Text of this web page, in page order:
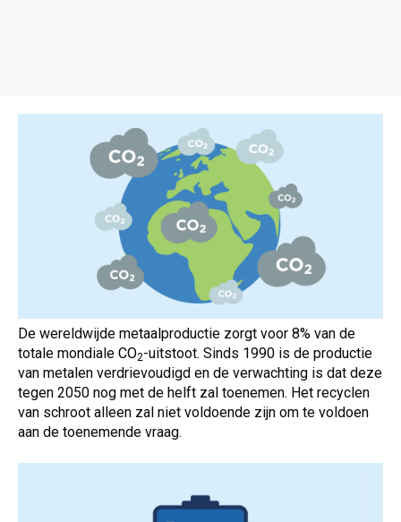
De wereldwijde metaalproductie zorgt voor 8% van de
totale mondiale CO2-uitstoot. Sinds 1990 is de productie
van metalen verdrievoudigd en de verwachting is dat deze
tegen 2050 nog met de helft zal toenemen. Het recyclen
van schroot alleen zal niet voldoende zijn om te voldoen
aan de toenemende vraag.